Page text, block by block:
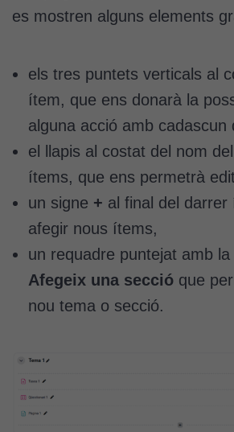
es mostren alguns elements
els tres puntets verticals al
ítem, que ens donarà la
alguna acció amb cadascun
el llapis al costat del nom
ítems, que ens permetrà
un signe + al final del
afegir nous ítems,
un requadre puntejat amb la
Afegeix una secció que
nou tema o secció.